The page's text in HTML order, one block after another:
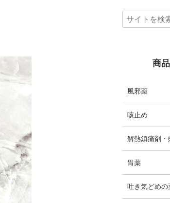
商
風邪薬
咳止め
解熱鎮痛剤・
胃薬
吐き気どめの